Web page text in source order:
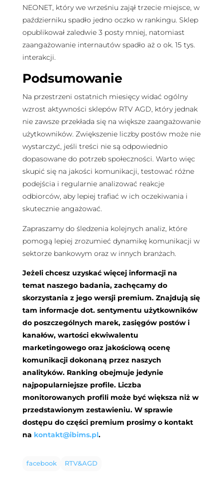
NEONET, który we wrześniu zajął trzecie miejsce, w
październiku spadło jedno oczko w rankingu. Sklep
opublikował zaledwie 3 posty mniej, natomiast
zaangażowanie internautów spadło aż o ok. 15 tys.
interakcji.
Podsumowanie
Na przestrzeni ostatnich miesięcy widać ogólny
wzrost aktywności sklepów RTV AGD, który jednak
nie zawsze przekłada się na większe zaangażowanie
użytkowników. Zwiększenie liczby postów może nie
wystarczyć, jeśli treści nie są odpowiednio
dopasowane do potrzeb społeczności. Warto więc
skupić się na jakości komunikacji, testować różne
podejścia i regularnie analizować reakcje
odbiorców, aby lepiej trafiać w ich oczekiwania i
skutecznie angażować.
Zapraszamy do śledzenia kolejnych analiz, które
pomogą lepiej zrozumieć dynamikę komunikacji w
sektorze bankowym oraz w innych branżach.
Jeżeli chcesz uzyskać więcej informacji na
temat naszego badania, zachęcamy do
skorzystania z jego wersji premium. Znajdują się
tam informacje dot. sentymentu użytkowników
do poszczególnych marek, zasięgów postów i
kanałów, wartości ekwiwalentu
marketingowego oraz jakościową ocenę
komunikacji dokonaną przez naszych
analityków. Ranking obejmuje jedynie
najpopularniejsze profile. Liczba
monitorowanych profili może być większa niż w
przedstawionym zestawieniu. W sprawie
dostępu do części premium prosimy o kontakt
na kontakt@ibims.pl.
facebook RTV&AGD